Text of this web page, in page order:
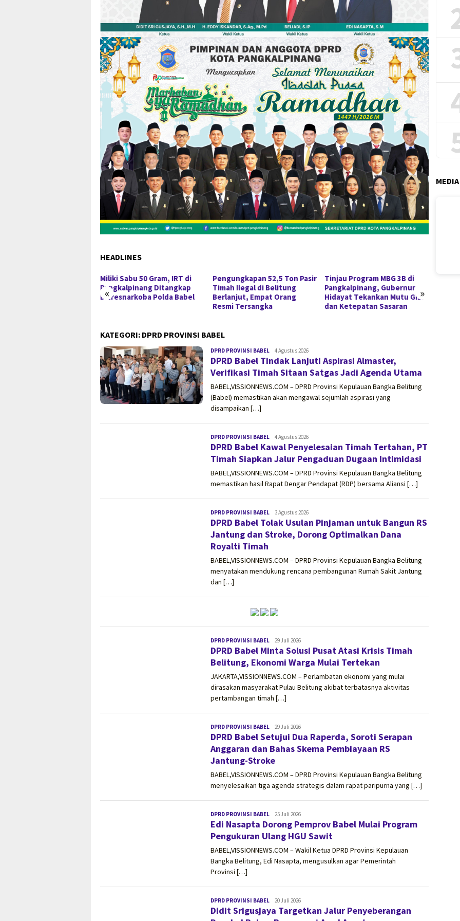
HEADLINES
« »
Pengungkapan 52,5 Ton Pasir
Timah Ilegal di Belitung
Berlanjut, Empat Orang
Tinjau Program MBG 3B di
Pangkalpinang, Gubernur
Hidayat Tekankan Mutu Gizi
dan Ketepatan Sasaran
Ganas di Sempan Cup 2026,
Dua Tim U-12 Putra Jaya FC
Borong Juara 1 dan 3
KATEGORI: DPRD PROVINSI BABEL
DPRD PROVINSI BABEL vissionnews.com
4 Agustus 2026
DPRD Babel Tindak Lanjuti Aspirasi Almaster,
Verifikasi Timah Sitaan Satgas Jadi Agenda Utama
BABEL,VISSIONNEWS.COM – DPRD Provinsi Kepulauan Bangka Belitung
(Babel) memastikan akan mengawal sejumlah aspirasi yang
disampaikan […]
DPRD PROVINSI BABEL vissionnews.com
4 Agustus 2026
DPRD Babel Kawal Penyelesaian Timah Tertahan, PT
Timah Siapkan Jalur Pengaduan Dugaan Intimidasi
BABEL,VISSIONNEWS.COM – DPRD Provinsi Kepulauan Bangka Belitung
memastikan hasil Rapat Dengar Pendapat (RDP) bersama Aliansi […]
DPRD PROVINSI BABEL vissionnews.com
3 Agustus 2026
DPRD Babel Tolak Usulan Pinjaman untuk Bangun RS
Jantung dan Stroke, Dorong Optimalkan Dana
Royalti Timah
BABEL,VISSIONNEWS.COM – DPRD Provinsi Kepulauan Bangka Belitung
menyatakan mendukung rencana pembangunan Rumah Sakit Jantung
dan […]
DPRD PROVINSI BABEL vissionnews.com
29 Juli 2026
DPRD Babel Minta Solusi Pusat Atasi Krisis Timah
Belitung, Ekonomi Warga Mulai Tertekan
JAKARTA,VISSIONNEWS.COM – Perlambatan ekonomi yang mulai
dirasakan masyarakat Pulau Belitung akibat terbatasnya aktivitas
pertambangan timah […]
DPRD PROVINSI BABEL vissionnews.com
29 Juli 2026
DPRD Babel Setujui Dua Raperda, Soroti Serapan
Anggaran dan Bahas Skema Pembiayaan RS
Jantung-Stroke
BABEL,VISSIONNEWS.COM – DPRD Provinsi Kepulauan Bangka Belitung
menyelesaikan tiga agenda strategis dalam rapat paripurna yang […]
DPRD PROVINSI BABEL vissionnews.com
25 Juli 2026
Edi Nasapta Dorong Pemprov Babel Mulai Program
Pengukuran Ulang HGU Sawit
BABEL,VISSIONNEWS.COM – Wakil Ketua DPRD Provinsi Kepulauan
Bangka Belitung, Edi Nasapta, mengusulkan agar Pemerintah
Provinsi […]
DPRD PROVINSI BABEL vissionnews.com
20 Juli 2026
Didit Srigusjaya Targetkan Jalur Penyeberangan